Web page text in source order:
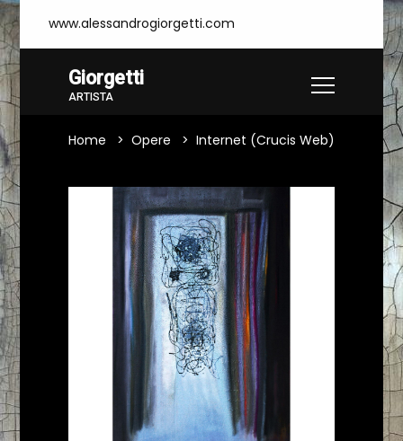
www.alessandrogiorgetti.com
Giorgetti
ARTISTA
Home Opere Internet (Crucis Web)